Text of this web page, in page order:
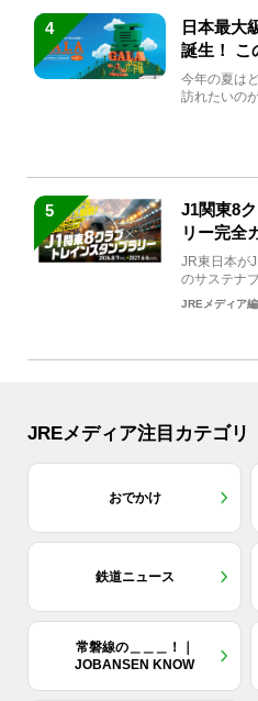
4
日本最大
誕生！ こ
生まれ変
今年の夏は
訪れたいの
5
J1関東8
リー完全
JR東日本が
のサステナ
クラブ×トレ
JREメディア
JREメディア注目カテゴリ
おでかけ
鉄道ニュース
常磐線の＿＿＿！｜
JOBANSEN KNOW